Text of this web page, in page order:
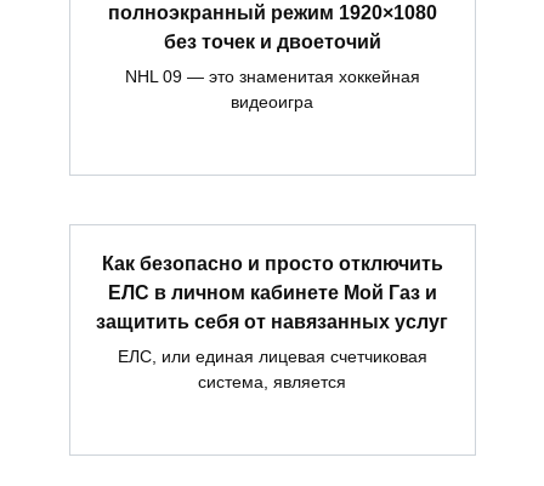
полноэкранный режим 1920×1080
без точек и двоеточий
NHL 09 — это знаменитая хоккейная
видеоигра
Как безопасно и просто отключить
ЕЛС в личном кабинете Мой Газ и
защитить себя от навязанных услуг
ЕЛС, или единая лицевая счетчиковая
система, является